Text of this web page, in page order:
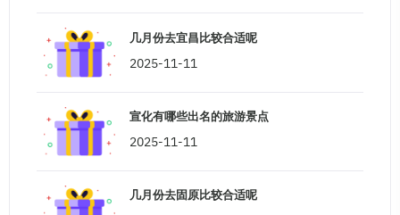
几月份去宜昌比较合适呢
2025-11-11
宣化有哪些出名的旅游景点
2025-11-11
几月份去固原比较合适呢